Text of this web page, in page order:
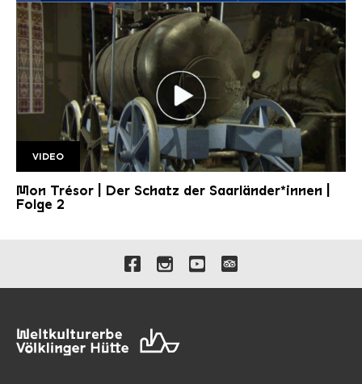
Folge 2 1920w
VIDEO
Mon Trésor | Der Schatz der Saarländer*innen |
Folge 2
Verlinkungen zu unseren